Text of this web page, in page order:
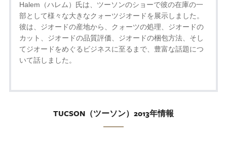
Halem（ハレム）氏は、ツーソンのショーで彼の在庫の一
部として様々な大きなクォーツジオードを展示しました。
彼は、ジオードの産地から、クォーツの処理、ジオードの
カット、ジオードの品質評価、ジオードの梱包方法、そし
てジオードをめぐるビジネスに至るまで、豊富な話題につ
いて話しました。
TUCSON（ツーソン）2013年情報